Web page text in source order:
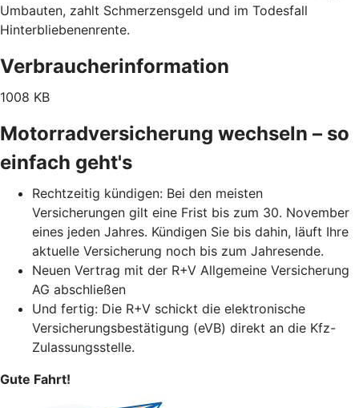
Umbauten, zahlt Schmerzensgeld und im Todesfall
Hinterbliebenenrente.
Verbraucherinformation
1008 KB
Motorradversicherung wechseln – so
einfach geht's
Rechtzeitig kündigen: Bei den meisten
Versicherungen gilt eine Frist bis zum 30. November
eines jeden Jahres. Kündigen Sie bis dahin, läuft Ihre
aktuelle Versicherung noch bis zum Jahresende.
Neuen Vertrag mit der R+V Allgemeine Versicherung
AG abschließen
Und fertig: Die R+V schickt die elektronische
Versicherungsbestätigung (eVB) direkt an die Kfz-
Zulassungsstelle.
Gute Fahrt!